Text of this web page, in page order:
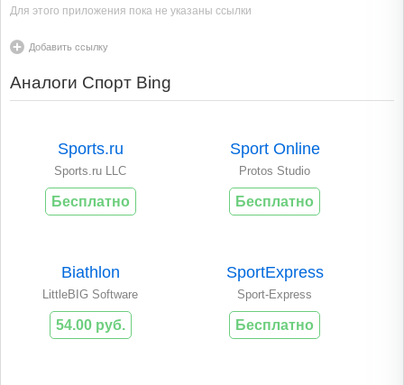
Для этого приложения пока не указаны ссылки
Добавить ссылку
Аналоги Спорт Bing
Sports.ru
Sports.ru LLC
Бесплатно
Sport Online
Protos Studio
Бесплатно
Biathlon
LittleBIG Software
54.00 руб.
SportExpress
Sport-Express
Бесплатно